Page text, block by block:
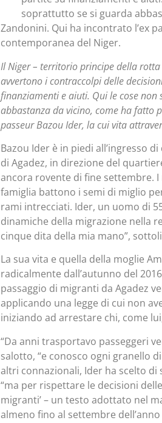
soprattutto se si guarda
Zandonini. Qui ha incontrato l’ex
contemporanea del Niger.
Il Niger – territorio principe della
avvertono i contraccolpi delle
finanziamenti e aiuti. Qui le cose
abbastanza da vicino, come ha fatto
passeur Bazou Ider, la cui vita
Bazou Ider è in piedi all’ingresso
di Agadez, in direzione del
ancora rovente di fine settembre.
famiglia battono i semi di miglio
rami intrecciati. Ider, un uomo di
dinamiche della migrazione nella
cinque dita della mia mano”,
La sua vita e quella della moglie
radicalmente dall’autunno del
passaggio di migranti da Agadez
applicando una legge di cui non
iniziando ad arrestare chi, come
“Da anni trasportavo passeggeri
salotto, “e conosco ogni granello
altri connazionali, Ider ha scelto di
“ma per rispettare le decisioni
migranti’ – un testo adottato nel
almeno fino al settembre dell’anno